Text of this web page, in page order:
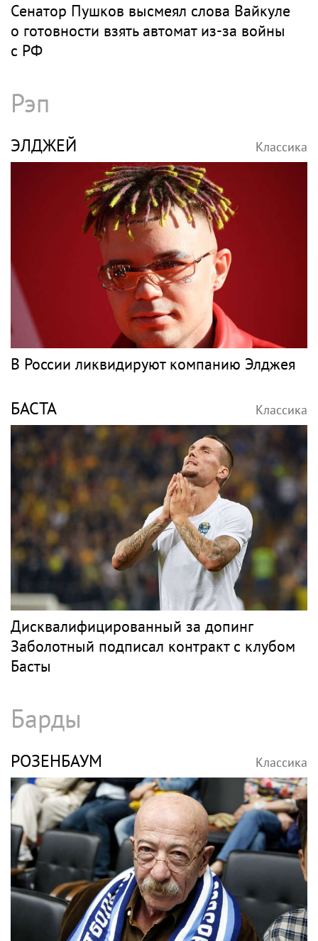
Сенатор Пушков высмеял слова Вайкуле
о готовности взять автомат из-за войны
с РФ
Рэп
ЭЛДЖЕЙ Классика
В России ликвидируют компанию Элджея
БАСТА Классика
Дисквалифицированный за допинг
Заболотный подписал контракт с клубом
Басты
Барды
РОЗЕНБАУМ Классика